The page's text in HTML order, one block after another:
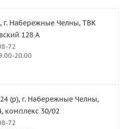
г. Набережные Челны, ТВК
128 А
72
20.00
(р), г. Набережные Челны,
комплекс 30/02
72